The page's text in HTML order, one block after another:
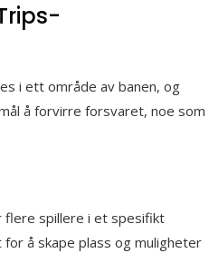
i ett område av banen, og
å forvirre forsvaret, noe som
flere spillere i et spesifikt
å skape plass og muligheter